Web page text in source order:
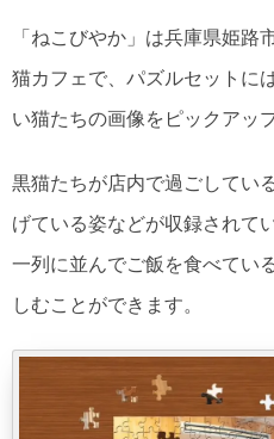
「ねこびやか」は兵庫県姫路
猫カフェで、パズルセットに
い猫たちの画像をピックアップ
黒猫たちが店内で過ごしてい
げている姿などが収録されて
一列に並んでご飯を食べてい
しむことができます。